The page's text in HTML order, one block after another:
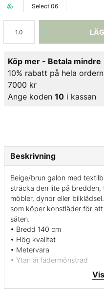
Select 06
Köp mer - Betala mindre
10% rabatt på hela
7000 kr
Ange koden 10 i kassan
Beskrivning
Beige/brun galon med
sträcka den lite på bredden,
möbler, dynor eller
som köper konstläder för
säten.
• Bredd 140 cm
• Hög kvalitet
• Metervara
• Ytan är lädermönstrad
• Kvalitet: 79% ftalatfri pvc,
• Tjocklek 1,37 mm